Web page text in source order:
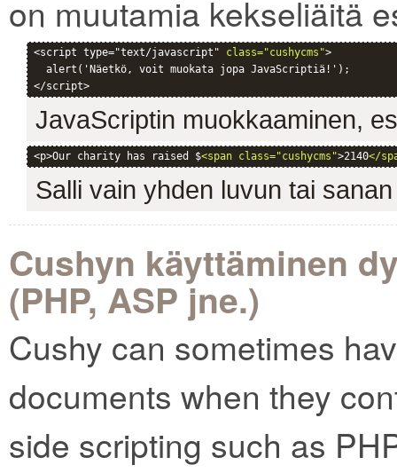
on muutamia kekseliäitä
<script type="text/javascript" class="cushycms">
  alert('Näetkö, voit muokata jopa JavaScriptiä!');
JavaScriptin muokkaaminen,
<p>Our charity has raised $<span class="cushycms">2140</
Salli vain yhden luvun tai
Cushyn käyttäminen
(PHP, ASP jne.)
Cushy can sometimes
documents when they
side scripting such as